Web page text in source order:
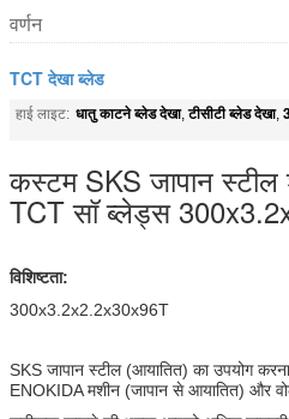
वर्णन
TCT देखा ब्लेड
हाई लाइट: धातु काटने ब्लेड देखा,टीसीटी ब्लेड देखा,
कस्टम SKS जापान स्टील
TCT सॉ ब्लेड्स
विशिष्टता:
300x3.2x2.2x30x96T
SKS जापान स्टील (आयातित) का उपयोग
ENOKIDA मशीन (जापान से आयातित) और